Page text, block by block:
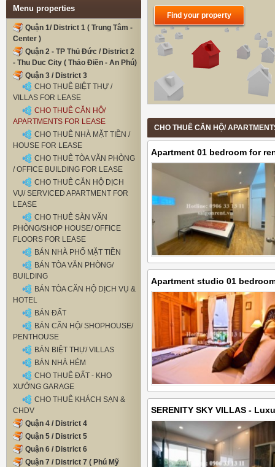
Menu properties
Quận 1/ District 1 ( Trung Tâm -
Center )
Quận 2 - TP Thủ Đức / District 2
- Thu Duc City ( Thảo Điền - An Phú)
Quận 3 / District 3
CHO THUÊ BIỆT THỰ /
VILLAS FOR LEASE
CHO THUÊ CĂN HỘ/
APARTMENTS FOR LEASE
CHO THUÊ NHÀ MẶT TIỀN /
HOUSE FOR LEASE
CHO THUÊ TÒA VĂN PHÒNG
/ OFFICE BUILDING FOR LEASE
CHO THUÊ CĂN HỘ DỊCH
VỤ/ SERVICED APARTMENT FOR
LEASE
CHO THUÊ SÀN VĂN
PHÒNG/SHOP HOUSE/ OFFICE
FLOORS FOR LEASE
BÁN NHÀ PHỐ MẶT TIỀN
BÁN TÒA VĂN PHÒNG/
BUILDING
BÁN TÒA CĂN HỘ DỊCH VỤ &
HOTEL
BÁN ĐẤT
BÁN CĂN HỘ/ SHOPHOUSE/
PENTHOUSE
BÁN BIỆT THỰ/ VILLAS
BÁN NHÀ HẺM
CHO THUÊ ĐẤT - KHO
XƯỞNG GARAGE
CHO THUÊ KHÁCH SẠN &
CHDV
Quận 4 / District 4
Quận 5 / District 5
Quận 6 / District 6
Quận 7 / District 7 ( Phú Mỹ
Find your property
CHO THUÊ CĂN HỘ/
Apartment 01 bedroom for
District 3 - 30sqm - 350USD(
Apartment studio 01
on Cach Mang Thang 8
500USD
SERENITY SKY VILLAS -
bedrooms with private
Dien Bien Phu street, Ward
4500 USD